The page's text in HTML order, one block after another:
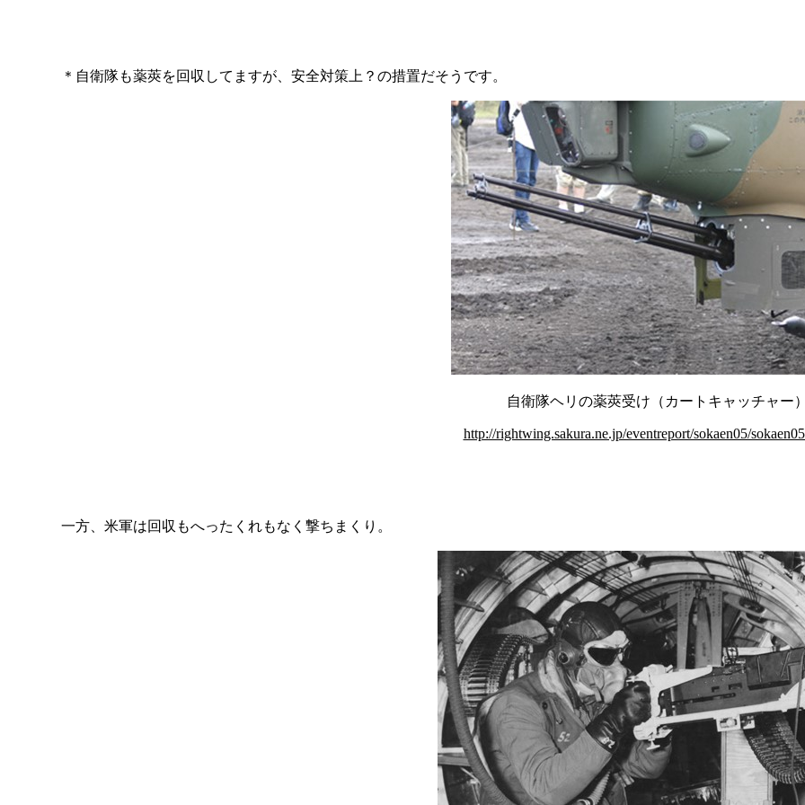
＊自衛隊も薬莢を回収してますが、安全対策上？の措置だそうです。
自衛隊ヘリの薬莢受け（カートキャッチャー
http://rightwing.sakura.ne.jp/eventreport/sokaen05/
一方、米軍は回収もへったくれもなく撃ちまくり。